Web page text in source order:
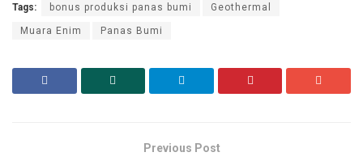
Tags: bonus produksi panas bumi Geothermal
Muara Enim Panas Bumi
Previous Post